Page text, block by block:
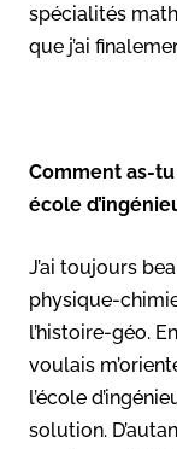
spécialités
que j’ai
Comment as-
école
J’ai toujours
physique-
l’histoire-géo.
voulais
l’école
solution.